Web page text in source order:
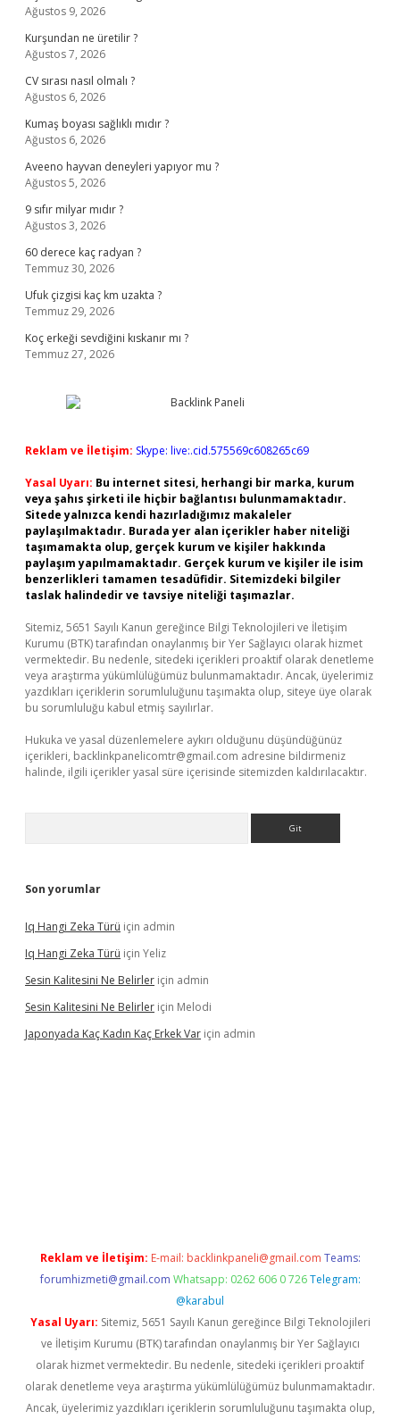
Ağustos 9, 2026
Kurşundan ne üretilir ?
Ağustos 7, 2026
CV sırası nasıl olmalı ?
Ağustos 6, 2026
Kumaş boyası sağlıklı mıdır ?
Ağustos 6, 2026
Aveeno hayvan deneyleri yapıyor mu ?
Ağustos 5, 2026
9 sıfır milyar mıdır ?
Ağustos 3, 2026
60 derece kaç radyan ?
Temmuz 30, 2026
Ufuk çizgisi kaç km uzakta ?
Temmuz 29, 2026
Koç erkeği sevdiğini kıskanır mı ?
Temmuz 27, 2026
Reklam ve İletişim: Skype: live:.cid.575569c608265c69
Yasal Uyarı: Bu internet sitesi, herhangi bir marka, kurum
veya şahıs şirketi ile hiçbir bağlantısı bulunmamaktadır.
Sitede yalnızca kendi hazırladığımız makaleler
paylaşılmaktadır. Burada yer alan içerikler haber niteliği
taşımamakta olup, gerçek kurum ve kişiler hakkında
paylaşım yapılmamaktadır. Gerçek kurum ve kişiler ile isim
benzerlikleri tamamen tesadüfidir. Sitemizdeki bilgiler
taslak halindedir ve tavsiye niteliği taşımazlar.
Sitemiz, 5651 Sayılı Kanun gereğince Bilgi Teknolojileri ve İletişim
Kurumu (BTK) tarafından onaylanmış bir Yer Sağlayıcı olarak hizmet
vermektedir. Bu nedenle, sitedeki içerikleri proaktif olarak denetleme
veya araştırma yükümlülüğümüz bulunmamaktadır. Ancak, üyelerimiz
yazdıkları içeriklerin sorumluluğunu taşımakta olup, siteye üye olarak
bu sorumluluğu kabul etmiş sayılırlar.
Hukuka ve yasal düzenlemelere aykırı olduğunu düşündüğünüz
içerikleri, backlinkpanelicomtr@gmail.com adresine bildirmeniz
halinde, ilgili içerikler yasal süre içerisinde sitemizden kaldırılacaktır.
Son yorumlar
Iq Hangi Zeka Türü için admin
Iq Hangi Zeka Türü için Yeliz
Sesin Kalitesini Ne Belirler için admin
Sesin Kalitesini Ne Belirler için Melodi
Japonyada Kaç Kadın Kaç Erkek Var için admin
Reklam ve İletişim: E-mail: backlinkpaneli@gmail.com Teams:
forumhizmeti@gmail.com Whatsapp: 0262 606 0 726 Telegram:
@karabul
Yasal Uyarı: Sitemiz, 5651 Sayılı Kanun gereğince Bilgi Teknolojileri
ve İletişim Kurumu (BTK) tarafından onaylanmış bir Yer Sağlayıcı
olarak hizmet vermektedir. Bu nedenle, sitedeki içerikleri proaktif
olarak denetleme veya araştırma yükümlülüğümüz bulunmamaktadır.
Ancak, üyelerimiz yazdıkları içeriklerin sorumluluğunu taşımakta olup,